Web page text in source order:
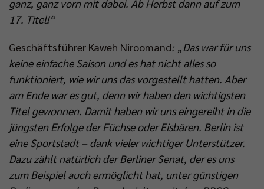
ganz, ganz vorn mit dabei. Ab Herbst dann auf zum
17. Titel!“
Geschäftsführer Kaweh Niroomand: „Das war für uns
keine einfache Saison und es hat nicht alles so
funktioniert, wie wir uns das vorgestellt hatten. Aber
am Ende war es gut, denn wir haben den wichtigsten
Titel gewonnen. Damit haben wir uns eingereiht in die
jüngsten Erfolge der Füchse oder Eisbären. Berlin ist
eine Sportstadt – dank vieler wichtiger Unterstützer.
Dazu zählt natürlich der Berliner Senat, der es uns
zum Beispiel auch ermöglicht hat, unter günstigen